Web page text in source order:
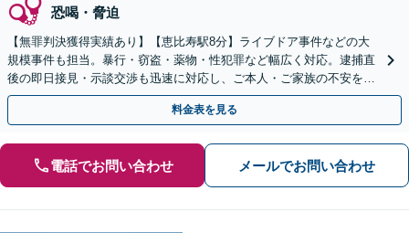
恐喝・脅迫
【無罪判決獲得実績あり】【恵比寿駅8分】ライブドア事件などの大
規模事件も担当。暴行・窃盗・薬物・性犯罪など幅広く対応。逮捕直
後の即日接見・示談交渉も迅速に対応し、ご本人・ご家族の不安を最
小限に抑えます。【初回相談可能】【WEB面談可能】
料金表を見る
電話でお問い合わせ メールでお問い合わせ